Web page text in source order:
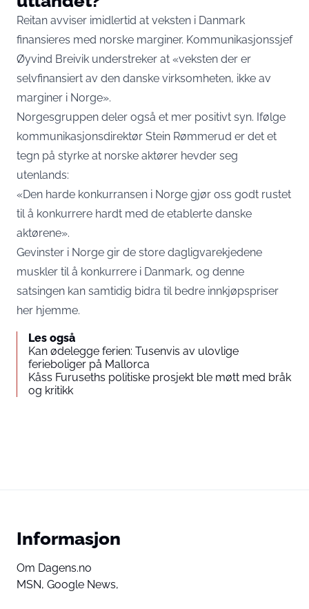
Reitan avviser imidlertid at veksten i Danmark
finansieres med norske marginer. Kommunikasjonssjef
Øyvind Breivik understreker at «veksten der er
selvfinansiert av den danske virksomheten, ikke av
marginer i Norge».
Norgesgruppen deler også et mer positivt syn. Ifølge
kommunikasjonsdirektør Stein Rømmerud er det et
tegn på styrke at norske aktører hevder seg
utenlands:
«Den harde konkurransen i Norge gjør oss godt rustet
til å konkurrere hardt med de etablerte danske
aktørene».
Gevinster i Norge gir de store dagligvarekjedene
muskler til å konkurrere i Danmark, og denne
satsingen kan samtidig bidra til bedre innkjøpspriser
her hjemme.
Les også
Kan ødelegge ferien: Tusenvis av ulovlige
ferieboliger på Mallorca
Kåss Furuseths politiske prosjekt ble møtt med bråk
og kritikk
Informasjon
Om Dagens.no
MSN, Google News,